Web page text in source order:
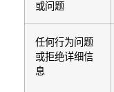
或问题
任何行为问题
或拒绝详细信
息